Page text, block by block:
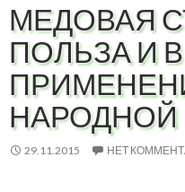
МЕДОВАЯ
ПОЛЬЗА И
29.11.2015 НЕТ